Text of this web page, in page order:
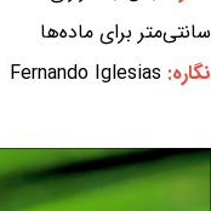
سانتی‌متر برای ماده‌ها
نگاره: Fernando Iglesias